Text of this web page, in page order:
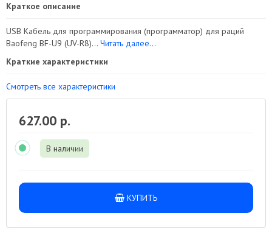
Краткое описание
USB Кабель для программирования (программатор) для раций
Baofeng BF-U9 (UV-R8)... Читать далее...
Краткие характеристики
Смотреть все характеристики
627.00 р.
В наличии
КУПИТЬ